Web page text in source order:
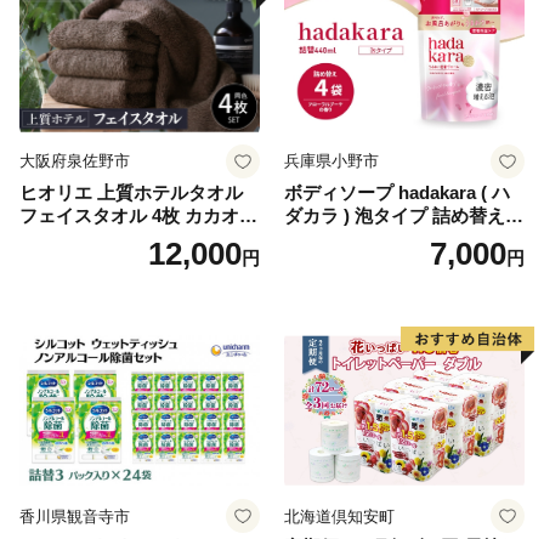
ペーパー ダブル といれっと
ぺーぱー トイレ クレシア ト
イレットペーパー [BDBH002
-1]
大阪府泉佐野市
ヒオリエ 上質ホテルタオル
フェイスタオル 4枚 カカオ
【タオル 泉州タオル 吸水 普
段使い 無地 シンプル 日用品
12,000円
兵庫県小野市
ボディソープ hadakara ( ハ
ダカラ ) 泡タイプ 詰め替え 4
40ml×4袋 ボディーソープ 泡
ボディソープ 泡 日用品 消耗
泡石鹸 石鹸 兵庫 兵庫県 小野
7,000円
香川県観音寺市 北海道倶知安町